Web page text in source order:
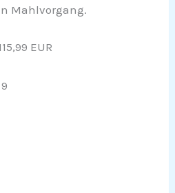
Mahlvorgang.
EUR